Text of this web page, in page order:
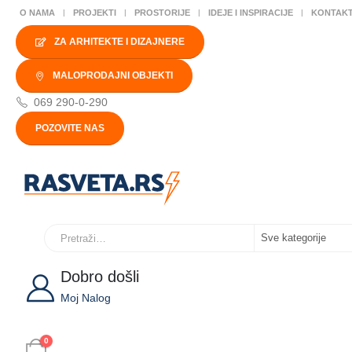
O NAMA PROJEKTI PROSTORIJE IDEJE I INSPIRACIJE
ZA ARHITEKTE I DIZAJNERE
MALOPRODAJNI OBJEKTI
069 290-0-290
POZOVITE NAS
Dobro došli
Moj Nalog
0